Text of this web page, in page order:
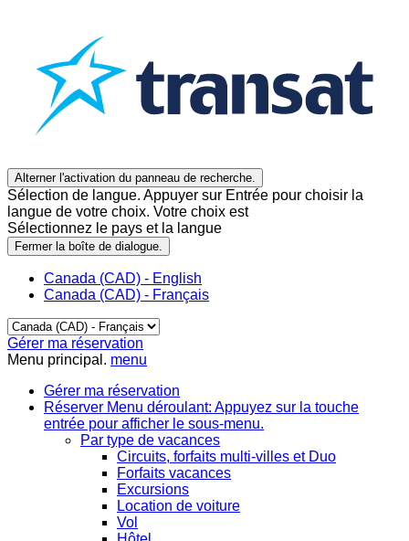
Alterner l'activation du panneau de recherche.
Sélection de langue. Appuyer sur Entrée pour choisir la
langue de votre choix. Votre choix est
Sélectionnez le pays et la langue
Fermer la boîte de dialogue.
Canada (CAD) - English
Canada (CAD) - Français
Gérer ma réservation
Menu principal. menu
Gérer ma réservation
Réserver Menu déroulant: Appuyez sur la touche
entrée pour afficher le sous-menu.
Par type de vacances
Circuits, forfaits multi-villes et Duo
Forfaits vacances
Excursions
Location de voiture
Vol